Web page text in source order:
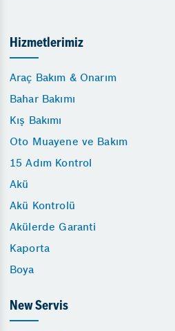
Hizmetlerimiz
Araç Bakım & Onarım
Bahar Bakımı
Kış Bakımı
Oto Muayene ve Bakım
15 Adım Kontrol
Akü
Akü Kontrolü
Akülerde Garanti
Kaporta
Boya
New Servis